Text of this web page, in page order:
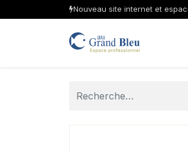
Nouveau site internet et